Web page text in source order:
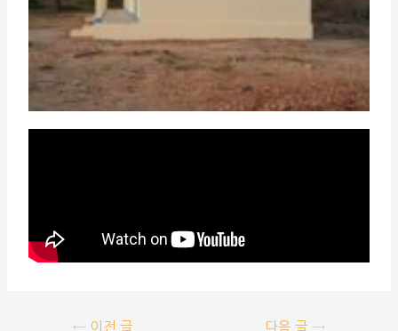
←이전 글 다음 글→